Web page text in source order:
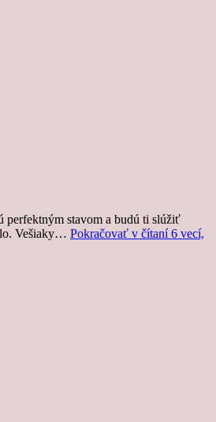
perfektným stavom a budú ti slúžiť
Vešiaky… Pokračovať v čítaní6 vecí,